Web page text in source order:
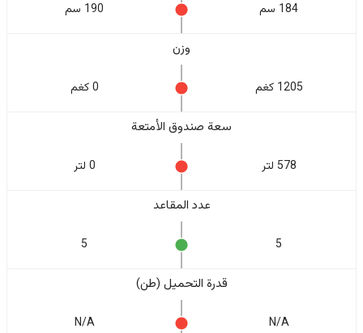
184 سم 190 سم
وزن
1205 كغم 0 كغم
سعة صندوق الأمتعة
578 لتر 0 لتر
عدد المقاعد
5
5
قدرة التحميل (طن)
N/A
N/A